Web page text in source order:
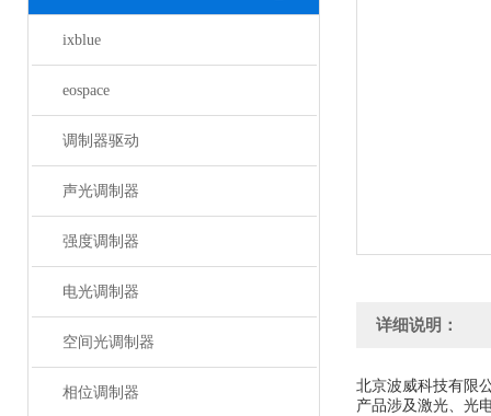
ixblue
eospace
调制器驱动
声光调制器
强度调制器
电光调制器
空间光调制器
相位调制器
详细说明：
北京波威科技有限
产品涉及激光、光